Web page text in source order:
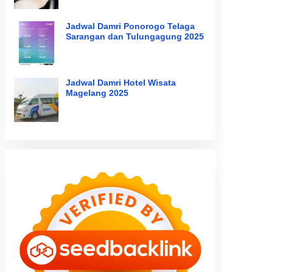
Jadwal Damri Ponorogo Telaga
Sarangan dan Tulungagung 2025
Jadwal Damri Hotel Wisata
Magelang 2025